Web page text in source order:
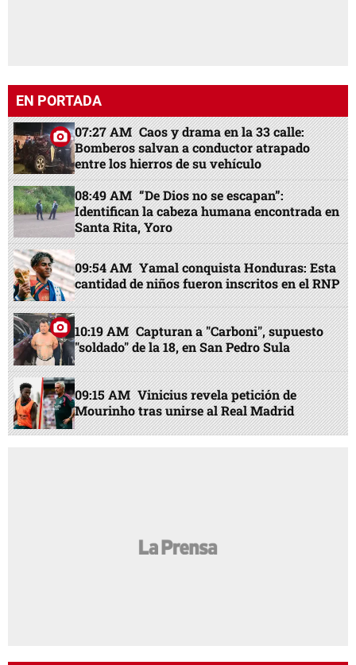
EN PORTADA
07:27 AM Caos y drama en la 33 calle:
Bomberos salvan a conductor atrapado
entre los hierros de su vehículo
08:49 AM “De Dios no se escapan”:
Identifican la cabeza humana encontrada en
Santa Rita, Yoro
09:54 AM Yamal conquista Honduras: Esta
cantidad de niños fueron inscritos en el RNP
10:19 AM Capturan a "Carboni", supuesto
"soldado" de la 18, en San Pedro Sula
09:15 AM Vinicius revela petición de
Mourinho tras unirse al Real Madrid